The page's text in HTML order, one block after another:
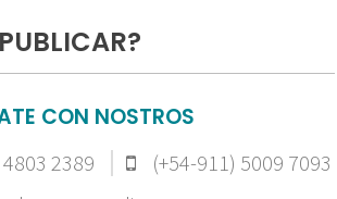
CON NOSTROS
2389
(+54-911) 5009 7093